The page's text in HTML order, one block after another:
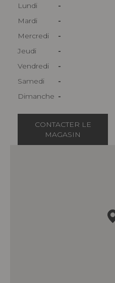
Lundi
-
Mardi
-
Mercredi
-
Jeudi
-
Vendredi
-
Samedi
-
Dimanche -
CONTACTER LE
MAGASIN